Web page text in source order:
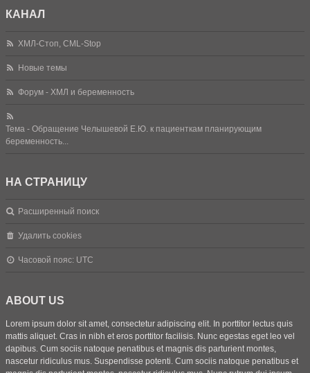
КАНАЛ
ХМЛ-Стоп, CML-Stop
Новые темы
Форум - ХМЛ и беременность
Тема - Обращение Челышевой Е.Ю. к пациенткам планирующим
беременность...
НА СТРАНИЦУ
Расширенный поиск
Удалить cookies
Часовой пояс: UTC
ABOUT US
Lorem ipsum dolor sit amet, consectetur adipiscing elit. In porttitor lectus quis
mattis aliquet. Cras in nibh et eros porttitor facilisis. Nunc egestas eget leo vel
dapibus. Cum sociis natoque penatibus et magnis dis parturient montes,
nascetur ridiculus mus. Suspendisse potenti. Cum sociis natoque penatibus et